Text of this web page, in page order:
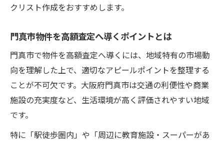
クリスト作成をおすすめします。
門真市物件を高額査定へ導くポイントとは
門真市で物件を高額査定へ導くには、地域特有の市場動
向を理解した上で、適切なアピールポイントを整理する
ことが不可欠です。大阪府門真市は交通の利便性や商業
施設の充実度など、生活環境が高く評価されやすい地域
です。
特に「駅徒歩圏内」や「周辺に教育施設・スーパーがあ